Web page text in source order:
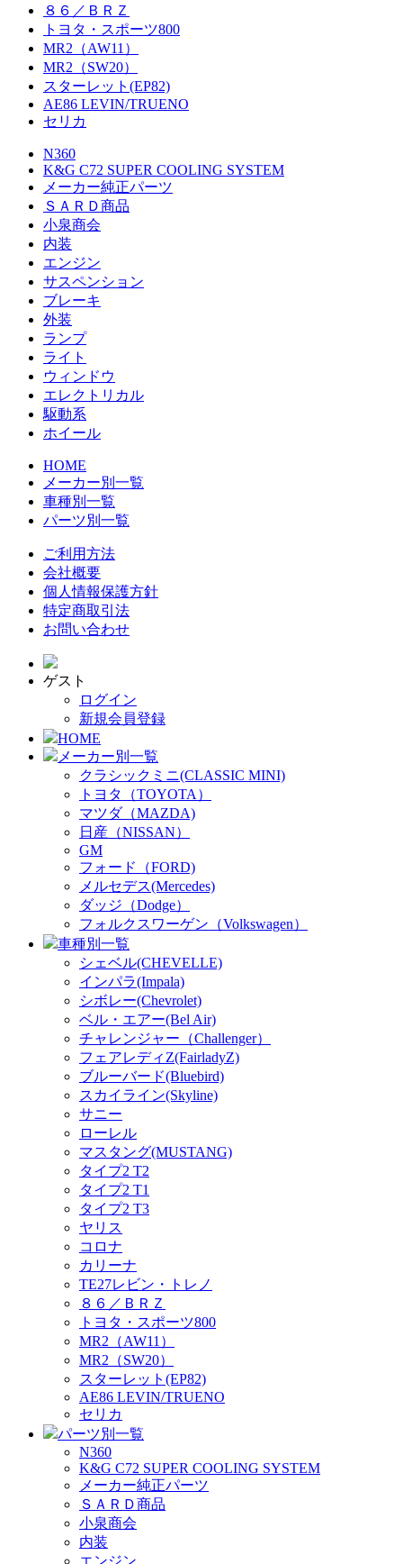
８６／ＢＲＺ
トヨタ・スポーツ800
MR2（AW11）
MR2（SW20）
スターレット(EP82)
AE86 LEVIN/TRUENO
セリカ
N360
K&G C72 SUPER COOLING SYSTEM
メーカー純正パーツ
ＳＡＲＤ商品
小泉商会
内装
エンジン
サスペンション
ブレーキ
外装
ランプ
ライト
ウィンドウ
エレクトリカル
駆動系
ホイール
HOME
メーカー別一覧
車種別一覧
パーツ別一覧
ご利用方法
会社概要
個人情報保護方針
特定商取引法
お問い合わせ
ゲスト
ログイン
新規会員登録
HOME
メーカー別一覧
クラシックミニ(CLASSIC MINI)
トヨタ（TOYOTA）
マツダ（MAZDA)
日産（NISSAN）
GM
フォード（FORD)
メルセデス(Mercedes)
ダッジ（Dodge）
フォルクスワーゲン（Volkswagen）
車種別一覧
シェベル(CHEVELLE)
インパラ(Impala)
シボレー(Chevrolet)
ベル・エアー(Bel Air)
チャレンジャー（Challenger）
フェアレディZ(FairladyZ)
ブルーバード(Bluebird)
スカイライン(Skyline)
サニー
ローレル
マスタング(MUSTANG)
タイプ2 T2
タイプ2 T1
タイプ2 T3
ヤリス
コロナ
カリーナ
TE27レビン・トレノ
８６／ＢＲＺ
トヨタ・スポーツ800
MR2（AW11）
MR2（SW20）
スターレット(EP82)
AE86 LEVIN/TRUENO
セリカ
パーツ別一覧
N360
K&G C72 SUPER COOLING SYSTEM
メーカー純正パーツ
ＳＡＲＤ商品
小泉商会
内装
エンジン